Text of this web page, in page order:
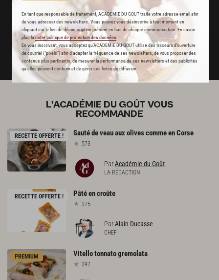
En tant que responsable de traitement, ACADEMIE DU GOUT traite votre adresse email afin
de vous adresser des newsletters. Vous pouvez vous désinscrire à tout moment en
cliquant sur le lien de désinscription présent en bas de chaque communication. En savoir
plus lanotre politique de protection des données
En vous inscrivant, vous acceptez qu'ACADEMIE DU GOUT utilise des traceurs d’ouverture
de courriel (“pixels”) afin d’adapter la fréquence de ses newsletters, de vous proposer des
contenus plus pertinents, de mesurer la performance de ses newsletters et des publicités
qu’elles peuvent contenir et de gérer ses listes de diffusion.
un service garanti sans publicité
JE M'ABONNE
DÉJÀ ABONNÉ(E) ? JE ME CONNECTE
L'ACADÉMIE DU GOÛT VOUS
RECOMMANDE
RECETTE OFFERTE ! SautédeveauauxolivescommeenCorse
573
ParAcadémie du Goût
LA RÉDACTION
RECETTE OFFERTE ! Pâtéencroûte
375
ParAlain Ducasse
CHEF
PREMIUM Vitellotonnatogremolata
397